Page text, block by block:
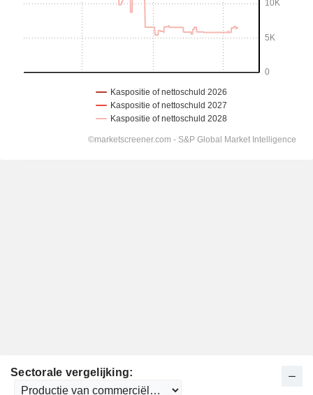
Sectorale vergelijking: